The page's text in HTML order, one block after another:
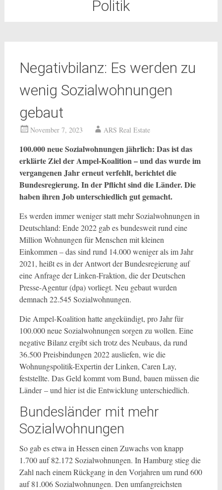
Politik
Negativbilanz: Es werden zu
wenig Sozialwohnungen
gebaut
November 7, 2023 ARS Real Estate
100.000 neue Sozialwohnungen jährlich: Das ist das
erklärte Ziel der Ampel-Koalition – und das wurde im
vergangenen Jahr erneut verfehlt, berichtet die
Bundesregierung. In der Pflicht sind die Länder. Die
haben ihren Job unterschiedlich gut gemacht.
Es werden immer weniger statt mehr Sozialwohnungen in
Deutschland: Ende 2022 gab es bundesweit rund eine
Million Wohnungen für Menschen mit kleinen
Einkommen – das sind rund 14.000 weniger als im Jahr
2021, heißt es in der Antwort der Bundesregierung auf
eine Anfrage der Linken-Fraktion, die der Deutschen
Presse-Agentur (dpa) vorliegt. Neu gebaut wurden
demnach 22.545 Sozialwohnungen.
Die Ampel-Koalition hatte angekündigt, pro Jahr für
100.000 neue Sozialwohnungen sorgen zu wollen. Eine
negative Bilanz ergibt sich trotz des Neubaus, da rund
36.500 Preisbindungen 2022 ausliefen, wie die
Wohnungspolitik-Expertin der Linken, Caren Lay,
feststellte. Das Geld kommt vom Bund, bauen müssen die
Länder – und hier ist die Entwicklung unterschiedlich.
Bundesländer mit mehr
Sozialwohnungen
So gab es etwa in Hessen einen Zuwachs von knapp
1.700 auf 82.172 Sozialwohnungen. In Hamburg stieg die
Zahl nach einem Rückgang in den Vorjahren um rund 600
auf 81.006 Sozialwohnungen. Den umfangreichsten